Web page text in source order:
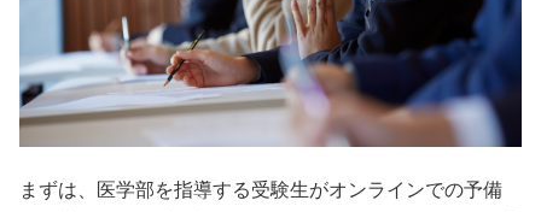
まずは、医学部を指導する受験生がオンラインでの予備